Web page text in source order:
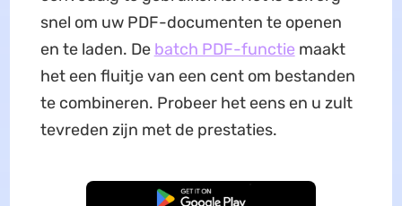
snel om uw PDF-documenten te openen
en te laden. De batch PDF-functie maakt
het een fluitje van een cent om bestanden
te combineren. Probeer het eens en u zult
tevreden zijn met de prestaties.
Gratis Download